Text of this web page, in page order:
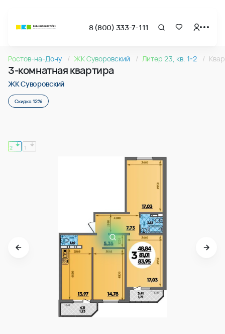
8 (800) 333-7-111
Квартира № 216 в ЖК Суворовский : подъезд 2, этаж 9,
3-комнатная квартира 83.95м2 в ЖК Суворовский, №216
3-комнатная квартира 83.95м2 в ЖК Суворовский, №216
Ростов-на-Дону ЖК Суворовский Литер 23, кв. 1-2
3-комнатная квартира
ЖК Суворовский
Скидка 12%